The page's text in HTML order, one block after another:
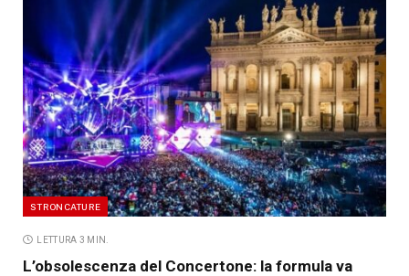
STRONCATURE
LETTURA 3 MIN.
L’obsolescenza del Concertone: la formula va